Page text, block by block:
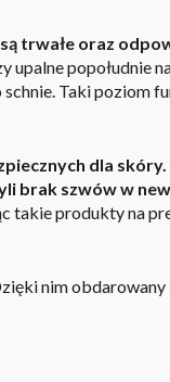
trwałe oraz
upalne
Taki poziom
dla skóry.
brak szwów w
takie produkty na
nim obdarowany